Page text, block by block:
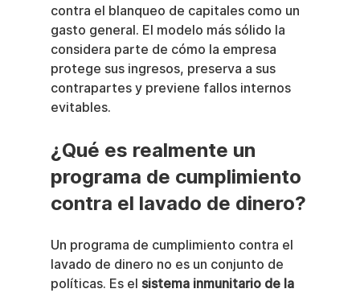
contra el blanqueo de capitales como un
gasto general. El modelo más sólido la
considera parte de cómo la empresa
protege sus ingresos, preserva a sus
contrapartes y previene fallos internos
evitables.
¿Qué es realmente un
programa de cumplimiento
contra el lavado de dinero?
Un programa de cumplimiento contra el
lavado de dinero no es un conjunto de
políticas. Es el sistema inmunitario de la